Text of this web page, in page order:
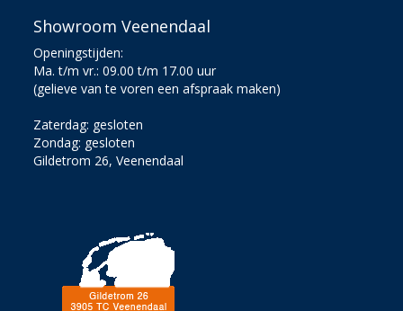
Showroom Veenendaal
Openingstijden:
Ma. t/m vr.: 09.00 t/m 17.00 uur
(gelieve van te voren een afspraak maken)
Zaterdag: gesloten
Zondag: gesloten
Gildetrom 26, Veenendaal